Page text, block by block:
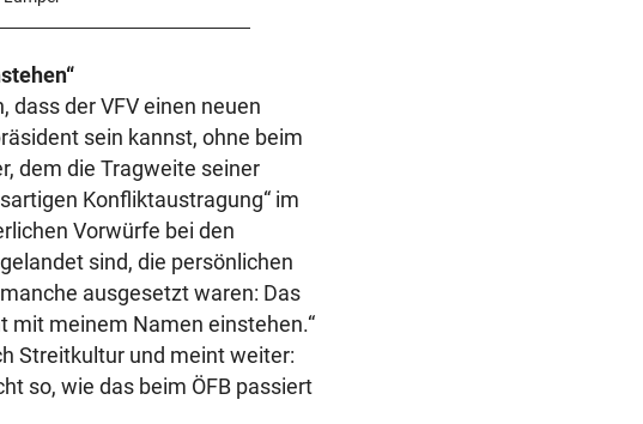
dass der VFV einen neuen
sein kannst, ohne beim
dem die Tragweite seiner
Konfliktaustragung“ im
Vorwürfe bei den
sind, die persönlichen
ausgesetzt waren: Das
mit meinem Namen einstehen.“
Streitkultur und meint weiter:
so, wie das beim ÖFB passiert